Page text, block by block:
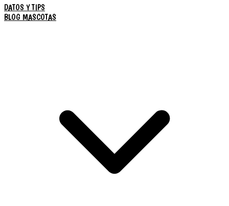
DATOS Y TIPS
BLOG MASCOTAS